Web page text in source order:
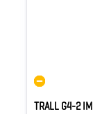
TRALL G4-2